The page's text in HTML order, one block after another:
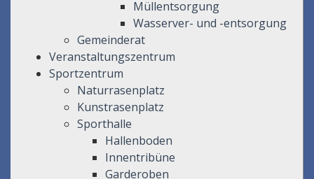
Müllentsorgung
Wasserver- und -entsorgung
Gemeinderat
Veranstaltungszentrum
Sportzentrum
Naturrasenplatz
Kunstrasenplatz
Sporthalle
Hallenboden
Innentribüne
Garderoben